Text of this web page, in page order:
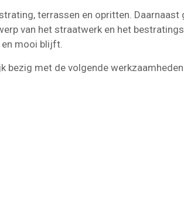
terrassen en opritten. Daarnaast
van het straatwerk en het
en mooi blijft.
bezig met de volgende